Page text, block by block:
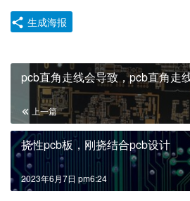
生成海报
pcb直角走线会导致，pcb直角走
上一篇
挠性pcb板，刚挠结合pcb设计
2023年6月7日 pm6:24